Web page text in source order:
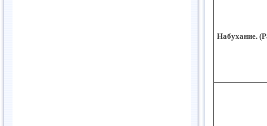
Набухание.